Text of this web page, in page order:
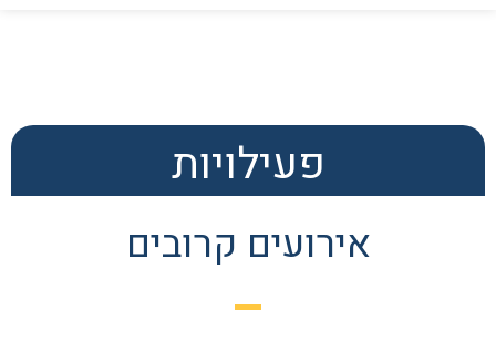
פעילויות
אירועים קרובים